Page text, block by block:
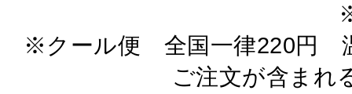
※クール便 全国一律220円
ご注文が含ま